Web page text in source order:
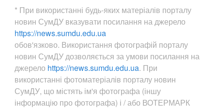
* При використанні будь-яких матеріалів порталу
новин СумДУ вказувати посилання на джерело
https://news.sumdu.edu.ua
обов'язково. Використання фотографій порталу
новин СумДУ дозволяється за умови посилання на
джерело https://news.sumdu.edu.ua. При
використанні фотоматеріалів порталу новин
СумДУ, що містять ім'я фотографа (іншу
інформацію про фотографа) і / або ВОТЕРМАРК